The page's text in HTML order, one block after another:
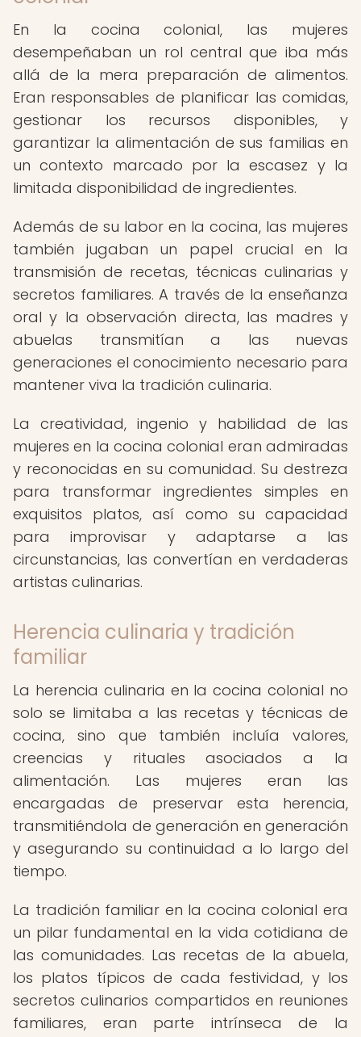
En la cocina colonial, las mujeres
desempeñaban un rol central que iba más
allá de la mera preparación de alimentos.
Eran responsables de planificar las comidas,
gestionar los recursos disponibles, y
garantizar la alimentación de sus familias en
un contexto marcado por la escasez y la
limitada disponibilidad de ingredientes.
Además de su labor en la cocina, las mujeres
también jugaban un papel crucial en la
transmisión de recetas, técnicas culinarias y
secretos familiares. A través de la enseñanza
oral y la observación directa, las madres y
abuelas transmitían a las nuevas
generaciones el conocimiento necesario para
mantener viva la tradición culinaria.
La creatividad, ingenio y habilidad de las
mujeres en la cocina colonial eran admiradas
y reconocidas en su comunidad. Su destreza
para transformar ingredientes simples en
exquisitos platos, así como su capacidad
para improvisar y adaptarse a las
circunstancias, las convertían en verdaderas
artistas culinarias.
Herencia culinaria y tradición
familiar
La herencia culinaria en la cocina colonial no
solo se limitaba a las recetas y técnicas de
cocina, sino que también incluía valores,
creencias y rituales asociados a la
alimentación. Las mujeres eran las
encargadas de preservar esta herencia,
transmitiéndola de generación en generación
y asegurando su continuidad a lo largo del
tiempo.
La tradición familiar en la cocina colonial era
un pilar fundamental en la vida cotidiana de
las comunidades. Las recetas de la abuela,
los platos típicos de cada festividad, y los
secretos culinarios compartidos en reuniones
familiares, eran parte intrínseca de la